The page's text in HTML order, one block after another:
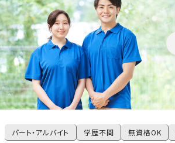
パート・アルバイト 学歴不問 無資格OK